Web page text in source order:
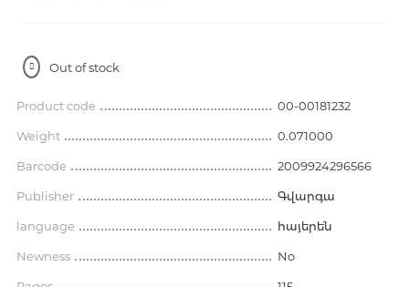
Out of stock
Product code 00-00181232
Weight 0.071000
Barcode 2009924296566
Publisher Գվարգա
language հայերեն
Newness No